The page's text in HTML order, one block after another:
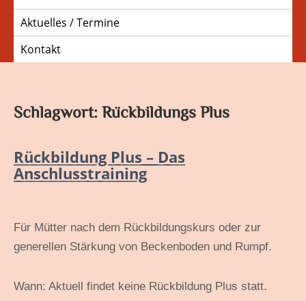
Aktuelles / Termine
Kontakt
Schlagwort: Rückbildungs Plus
Rückbildung Plus – Das
Anschlusstraining
Für Mütter nach dem Rückbildungskurs oder zur
generellen Stärkung von Beckenboden und Rumpf.
Wann: Aktuell findet keine Rückbildung Plus statt.